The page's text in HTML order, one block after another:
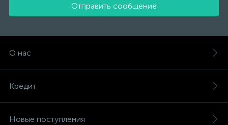
Отправить сообщение
О нас
Кредит
Новые поступления